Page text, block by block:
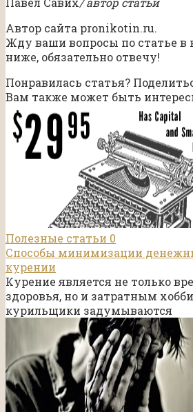
Автор сайта pronikotin.ru.
Жду ваши вопросы по статье в
ниже, обязательно отвечу!
Понравилась статья?
Вам также может быть
Полезные статьи 0
Способы минимизации
курении
Курение является не только
здоровья, но и затратным
курильщики задумываются